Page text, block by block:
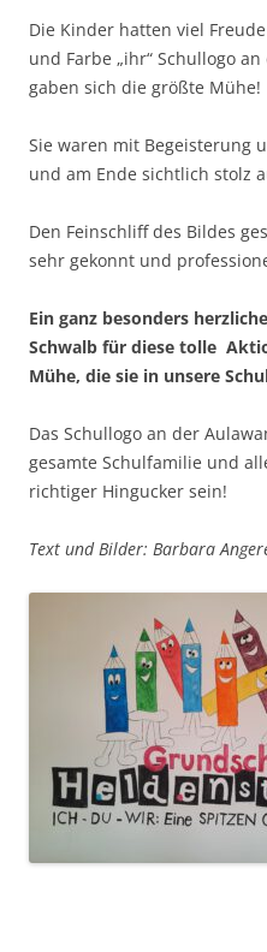
Die Kinder hatten viel
und Farbe „ihr“ Schullogo
gaben sich die größte Mühe!
Sie waren mit Begeisterung
und am Ende sichtlich stolz
Den Feinschliff des Bildes
sehr gekonnt und
Ein ganz besonders
Schwalb für diese tolle
Mühe, die sie in unsere
Das Schullogo an der
gesamte Schulfamilie und
richtiger Hingucker sein!
Text und Bilder: Barbara